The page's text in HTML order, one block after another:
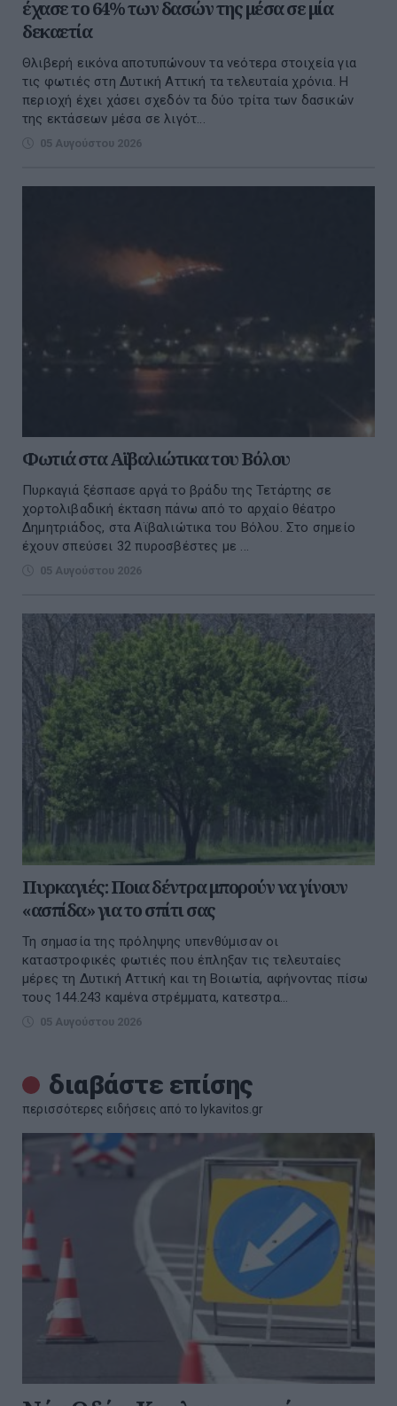
έχασε το 64% των δασών της μέσα σε μία
δεκαετία
Θλιβερή εικόνα αποτυπώνουν τα νεότερα στοιχεία για
τις φωτιές στη Δυτική Αττική τα τελευταία χρόνια. Η
περιοχή έχει χάσει σχεδόν τα δύο τρίτα των δασικών
της εκτάσεων μέσα σε λιγότ...
05 Αυγούστου 2026
Φωτιά στα Αϊβαλιώτικα του Βόλου
Πυρκαγιά ξέσπασε αργά το βράδυ της Τετάρτης σε
χορτολιβαδική έκταση πάνω από το αρχαίο θέατρο
Δημητριάδος, στα Αϊβαλιώτικα του Βόλου. Στο σημείο
έχουν σπεύσει 32 πυροσβέστες με ...
05 Αυγούστου 2026
Πυρκαγιές: Ποια δέντρα μπορούν να γίνουν
«ασπίδα» για το σπίτι σας
Τη σημασία της πρόληψης υπενθύμισαν οι
καταστροφικές φωτιές που έπληξαν τις τελευταίες
μέρες τη Δυτική Αττική και τη Βοιωτία, αφήνοντας πίσω
τους 144.243 καμένα στρέμματα, κατεστρα...
05 Αυγούστου 2026
διαβάστε επίσης
περισσότερες ειδήσεις από το lykavitos.gr